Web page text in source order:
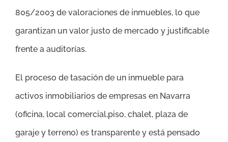
805/2003 de valoraciones de inmuebles, lo que
garantizan un valor justo de mercado y justificable
frente a auditorías.
El proceso de tasación de un inmueble para
activos inmobiliarios de empresas en Navarra
(oficina, local comercial,piso, chalet, plaza de
garaje y terreno) es transparente y está pensado